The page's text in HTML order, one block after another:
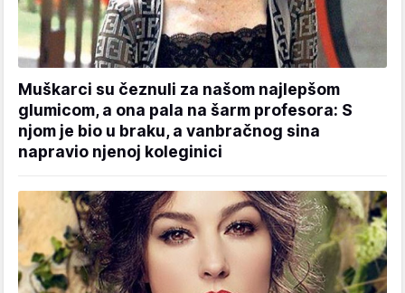
Muškarci su čeznuli za našom najlepšom
glumicom, a ona pala na šarm profesora: S
njom je bio u braku, a vanbračnog sina
napravio njenoj koleginici